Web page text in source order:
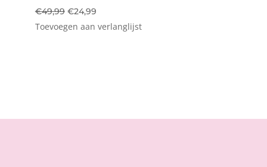
€49,99 Oorspronkelijke
prijs
€24,99Huidige
prijs
Toevoegen aan verlanglijst